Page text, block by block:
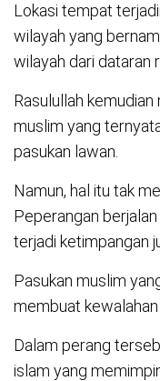
Lokasi tempat
wilayah yang
wilayah dari dataran
Rasulullah
muslim yang
pasukan lawan.
Namun, hal itu tak
Peperangan
terjadi ketimpangan
Pasukan muslim
membuat kewalahan
Dalam perang
islam yang